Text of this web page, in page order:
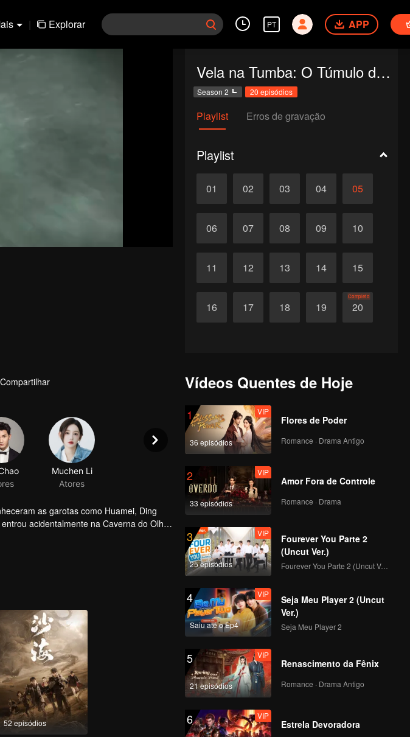
| Explorar PT APP
Vela na Tumba: O Túmulo da Doninha Amarela
Season 2 20 episódios
Playlist Erros de gravação
Playlist
01 02 03 04 05
06 07 08 09 10
11 12 13 14 15
16 17 18 19 20
Completo
Compartilhar
as garotas como Huamei, Ding
acidentalmente na Caverna do Olho,
de água" japonesa.
52 episódios
Vídeos Quentes de Hoje
1
36 episódios
VIP
Flores de Poder
Romance · Drama Antigo
2
33 episódios
VIP
Amor Fora de Controle
Romance · Drama
3
25 episódios
VIP
Fourever You Parte 2
(Uncut Ver.)
Fourever You Parte 2 (Uncut Ver.)
4
Saiu até o Ep4
VIP
Seja Meu Player 2 (Uncut
Ver.)
Seja Meu Player 2
5
21 episódios
VIP
Renascimento da Fênix
Romance · Drama Antigo
6 VIP
Estrela Devoradora